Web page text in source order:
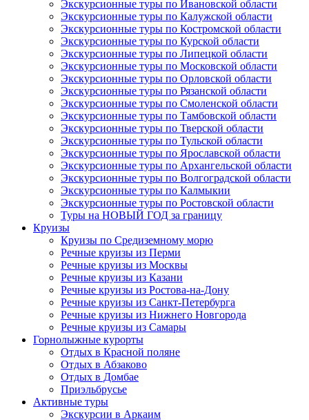
Экскурсионные туры по Ивановской области
Экскурсионные туры по Калужской области
Экскурсионные туры по Костромской области
Экскурсионные туры по Курской области
Экскурсионные туры по Липецкой области
Экскурсионные туры по Московской области
Экскурсионные туры по Орловской области
Экскурсионные туры по Рязанской области
Экскурсионные туры по Смоленской области
Экскурсионные туры по Тамбовской области
Экскурсионные туры по Тверской области
Экскурсионные туры по Тульской области
Экскурсионные туры по Ярославской области
Экскурсионные туры по Архангельской области
Экскурсионные туры по Волгоградской области
Экскурсионные туры по Калмыкии
Экскурсионные туры по Ростовской области
Туры на НОВЫЙ ГОД за границу
Круизы
Круизы по Средиземному морю
Речные круизы из Перми
Речные круизы из Москвы
Речные круизы из Казани
Речные круизы из Ростова-на-Дону
Речные круизы из Санкт-Петербурга
Речные круизы из Нижнего Новгорода
Речные круизы из Самары
Горнолыжные курорты
Отдых в Красной поляне
Отдых в Абзаково
Отдых в Домбае
Приэльбрусье
Активные туры
Экскурсии в Аркаим